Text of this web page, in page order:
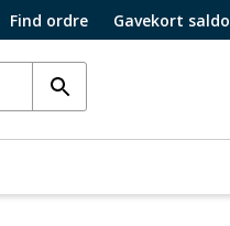
Find ordre Gavekort saldo